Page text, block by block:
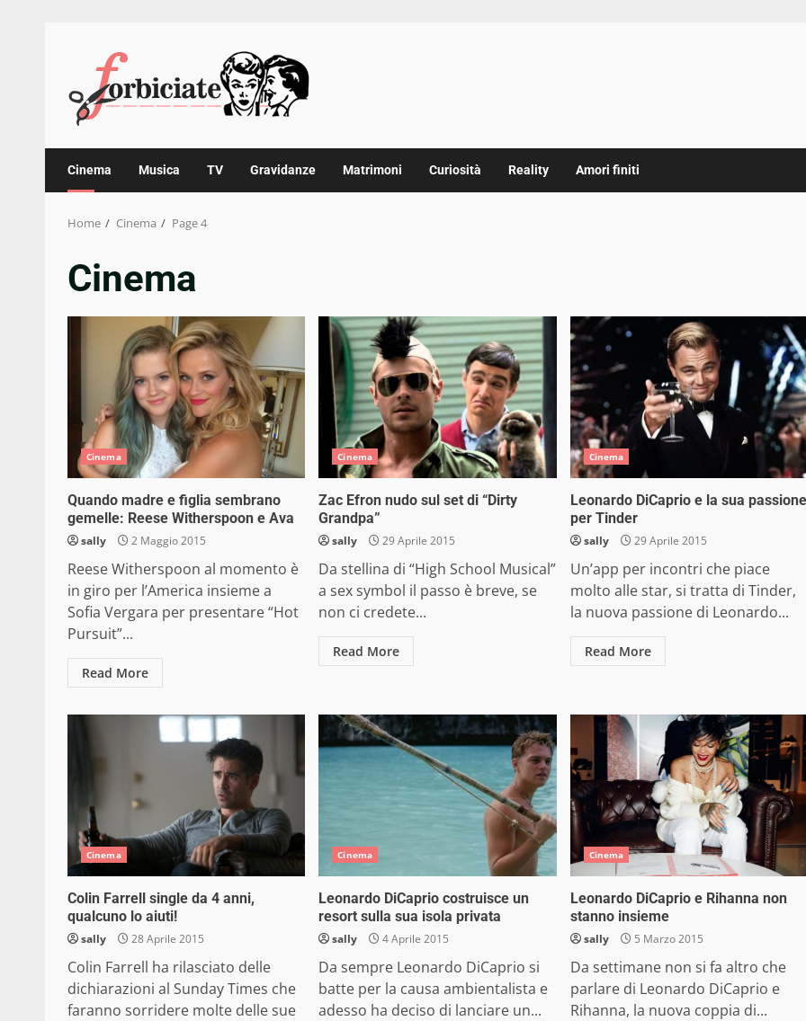
content
Cinema Musica TV Gravidanze Matrimoni Curiosità Reality Amori finiti
Home Cinema Page 4
Cinema
Cinema
Quando madre e figlia sembrano
gemelle: Reese Witherspoon e Ava
sally 2 Maggio 2015
Reese Witherspoon al momento è
in giro per l’America insieme a
Sofia Vergara per presentare “Hot
Pursuit”...
Read More
Cinema
Zac Efron nudo sul set di “Dirty
Grandpa”
sally 29 Aprile 2015
Da stellina di “High School Musical”
a sex symbol il passo è breve, se
non ci credete...
Read More
Cinema
Leonardo DiCaprio e la sua passione
per Tinder
sally 29 Aprile 2015
Un’app per incontri che piace
molto alle star, si tratta di Tinder,
la nuova passione di Leonardo...
Read More
Cinema
Colin Farrell single da 4 anni,
qualcuno lo aiuti!
sally 28 Aprile 2015
Colin Farrell ha rilasciato delle
dichiarazioni al Sunday Times che
faranno sorridere molte delle sue
Cinema
Leonardo DiCaprio costruisce un
resort sulla sua isola privata
sally 4 Aprile 2015
Da sempre Leonardo DiCaprio si
batte per la causa ambientalista e
adesso ha deciso di lanciare un...
Cinema
Leonardo DiCaprio e Rihanna non
stanno insieme
sally 5 Marzo 2015
Da settimane non si fa altro che
parlare di Leonardo DiCaprio e
Rihanna, la nuova coppia di...